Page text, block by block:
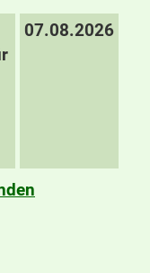
07.08.2026